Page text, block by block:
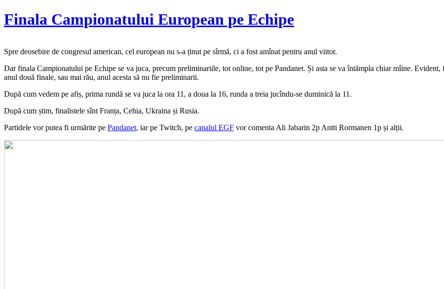
Finala Campionatului European pe Echipe
Spre deosebire de congresul american, cel european nu s-a ținut pe sîrmă, ci a fost amînat pentru anul viitor.
Dar finala Campionatului pe Echipe se va juca, precum preliminariile, tot online, tot pe Pandanet. Și asta se va întămpla chiar mîine.
anul două finale, sau mai rău, anul acesta să nu fie preliminarii.
După cum vedem pe afiș, prima rundă se va juca la ora 11, a doua la 16, runda a treia jucîndu-se duminică la 11.
După cum știm, finalistele sînt Franța, Cehia, Ukraina și Rusia.
Partidele vor putea fi urmărite pe Pandanet, iar pe Twitch, pe canalul EGF vor comenta Ali Jabarin 2p Antti Rormanen 1p și alții.